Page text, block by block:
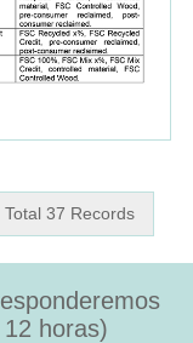
Total 37 Records
horas)